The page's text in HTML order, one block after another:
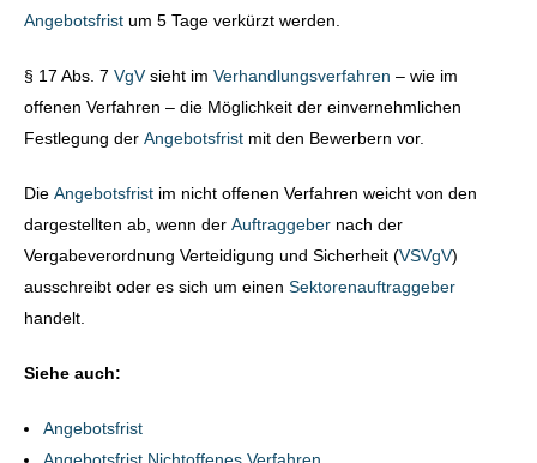
Angebotsfrist um 5 Tage verkürzt werden.
§ 17 Abs. 7 VgVsieht im Verhandlungsverfahren – wie im
offenen Verfahren – die Möglichkeit der einvernehmlichen
Festlegung der Angebotsfrist mit den Bewerbern vor.
Die Angebotsfrist im nicht offenen Verfahren weicht von den
dargestellten ab, wenn der Auftraggeber nach der
Vergabeverordnung Verteidigung und Sicherheit (VSVgV)
ausschreibt oder es sich um einen Sektorenauftraggeber
handelt.
Siehe auch:
Angebotsfrist